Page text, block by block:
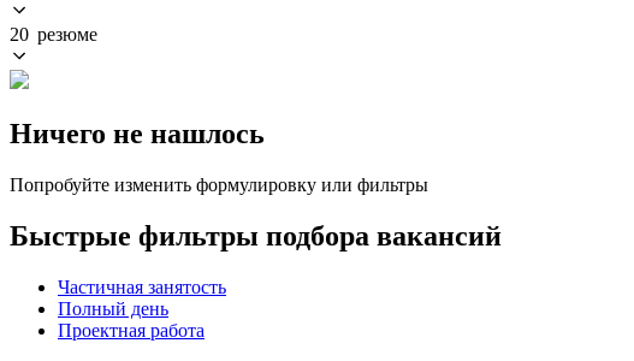
20 резюме
Ничего не нашлось
Попробуйте изменить формулировку или фильтры
Быстрые фильтры подбора вакансий
Частичная занятость
Полный день
Проектная работа